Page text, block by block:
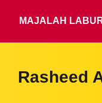
MAJALAH
Rasheed